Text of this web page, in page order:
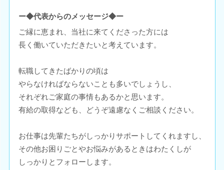
ー◆代表からのメッセージ◆ー
ご縁に恵まれ、当社に来てくださった方には
長く働いていただきたいと考えています。
転職してきたばかりの頃は
やらなければならないことも多いでしょうし、
それぞれご家庭の事情もあるかと思います。
有給の取得なども、どうぞ遠慮なくご相談ください。
お仕事は先輩たちがしっかりサポートしてくれますし、
その他お困りごとやお悩みがあるときはわたくしが
しっかりとフォローします。